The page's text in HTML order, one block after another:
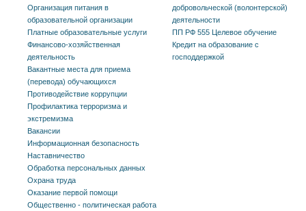
Организация питания в
образовательной организации
Платные образовательные услуги
Финансово-хозяйственная
деятельность
Вакантные места для приема
(перевода) обучающихся
Противодействие коррупции
Профилактика терроризма и
экстремизма
Вакансии
Информационная безопасность
Наставничество
Обработка персональных данных
Охрана труда
Оказание первой помощи
Общественно - политическая работа
добровольческой (волонтерской)
деятельности
ПП РФ 555 Целевое обучение
Кредит на образование с
господдержкой